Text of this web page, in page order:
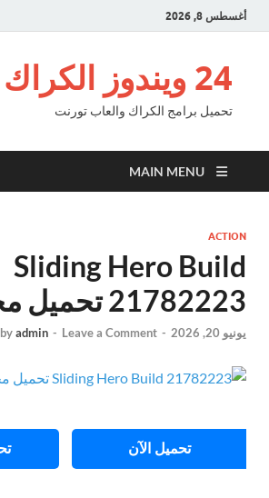
8, 2026
24 ويندوز الكراك
تحميل برامج الكراك والعاب تورنت
MAIN MENU
Sliding Hero
تحميل مجاني
-
byadmin- Leave a Comment
تحميل الآن